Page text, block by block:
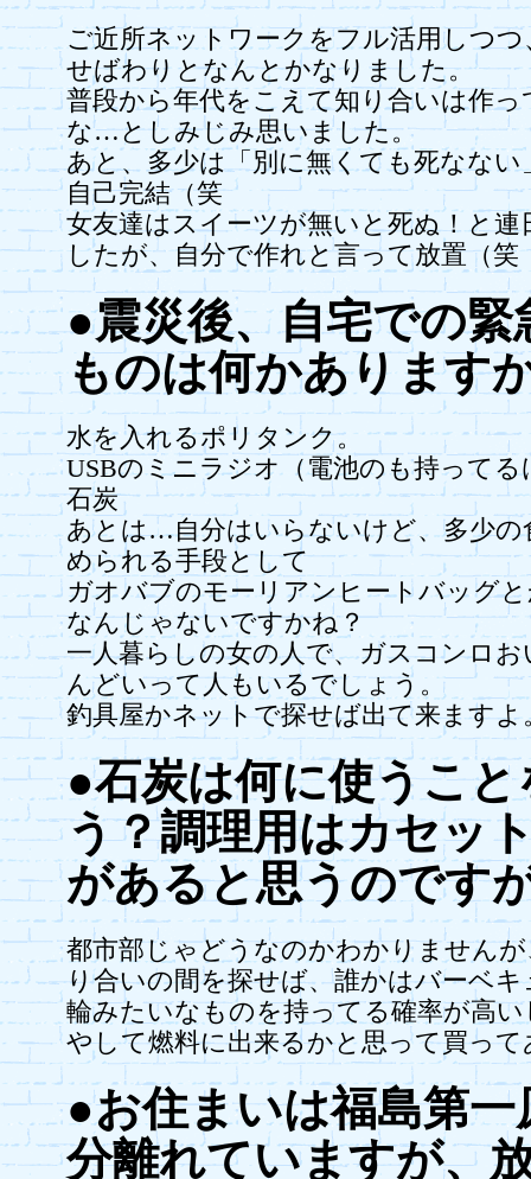
ご近所ネットワークをフル活用しつ
せばわりとなんとかなりました。
普段から年代をこえて知り合いは作
な…としみじみ思いました。
あと、多少は「別に無くても死なな
自己完結（笑
女友達はスイーツが無いと死ぬ！と連
したが、自分で作れと言って放置（笑
●震災後、自宅での
ものは何かあります
水を入れるポリタンク。
USBのミニラジオ（電池のも持ってる
石炭
あとは…自分はいらないけど、多少の
められる手段として
ガオバブのモーリアンヒートバッグ
なんじゃないですかね？
一人暮らしの女の人で、ガスコンロ
んどいって人もいるでしょう。
釣具屋かネットで探せば出て来ますよ
●石炭は何に使うこ
う？調理用はカセッ
があると思うのです
都市部じゃどうなのかわかりません
り合いの間を探せば、誰かはバーベ
輪みたいなものを持ってる確率が高
やして燃料に出来るかと思って買っ
●お住まいは福島第
分離れていますが、